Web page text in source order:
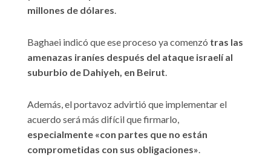
millones de dólares
Baghaei indicó que ese proceso ya comenzó tras las
amenazas iraníes después del ataque israelí al
suburbio de Dahiyeh, en Beirut
Además, el portavoz advirtió que implementar el
acuerdo será más difícil que firmarlo,
especialmente «con partes que no están
comprometidas con sus obligaciones»